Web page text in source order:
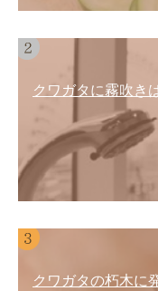
クワガタに霧吹き
クワガタの朽木に